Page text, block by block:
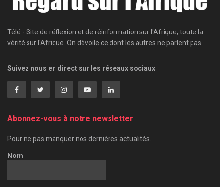
Télé - Site de réflexion et de réinformation sur l'Afrique, toute la
vérité sur l'Afrique. On dévoile ce dont les autres ne parlent pas.
Suivez nous en direct sur les réseaux sociaux
Abonnez-vous à notre newsletter
Pour ne pas manquer nos dernières actualités.
Nom